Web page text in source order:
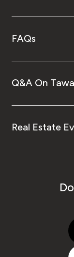
FAQs
Q&A On
Real Estate